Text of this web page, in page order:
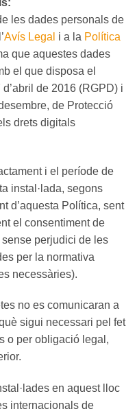
les dades personals de
Avís Legal i a la Política
que aquestes dades
el que disposa el
de 2016 (RGPD) i
de Protecció
drets digitals
i el període de
instal·lada, segons
d’aquesta Política, sent
el consentiment de
sense perjudici de les
per la normativa
necessàries).
no es comunicaran a
sigui necessari pel fet
o per obligació legal,
en aquest lloc
internacionals de